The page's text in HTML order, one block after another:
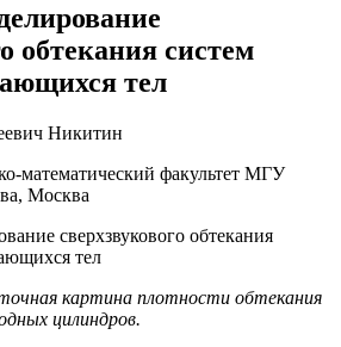
обтекания систем
тел
Никитин
математический факультет МГУ
Москва
картина плотности обтекания
цилиндров.